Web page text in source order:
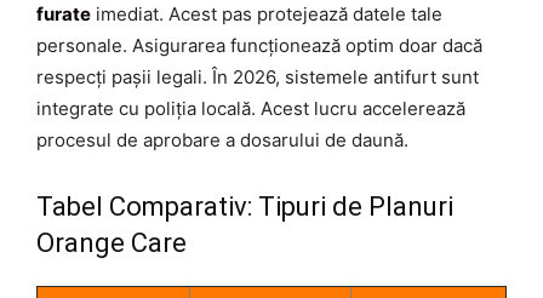
furate imediat. Acest pas protejează datele tale
personale. Asigurarea funcționează optim doar dacă
respecți pașii legali. În 2026, sistemele antifurt sunt
integrate cu poliția locală. Acest lucru accelerează
procesul de aprobare a dosarului de daună.
Tabel Comparativ: Tipuri de Planuri
Orange Care